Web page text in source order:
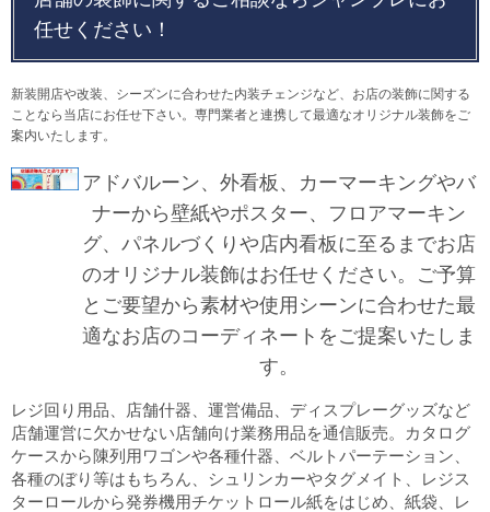
任せください！
新装開店や改装、シーズンに合わせた内装チェンジなど、お店の装飾に関する
ことなら当店にお任せ下さい。専門業者と連携して最適なオリジナル装飾をご
案内いたします。
アドバルーン、外看板、カーマーキングやバ
ナーから壁紙やポスター、フロアマーキン
グ、パネルづくりや店内看板に至るまでお店
のオリジナル装飾はお任せください。ご予算
とご要望から素材や使用シーンに合わせた最
適なお店のコーディネートをご提案いたしま
す。
レジ回り用品、店舗什器、運営備品、ディスプレーグッズなど
店舗運営に欠かせない店舗向け業務用品を通信販売。カタログ
ケースから陳列用ワゴンや各種什器、ベルトパーテーション、
各種のぼり等はもちろん、シュリンカーやタグメイト、レジス
ターロールから発券機用チケットロール紙をはじめ、紙袋、レ